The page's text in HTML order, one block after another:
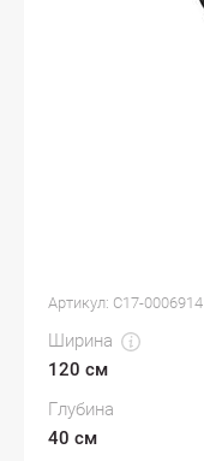
Артикул: С17-0006914
Ширина
120 см
Глубина
40 см